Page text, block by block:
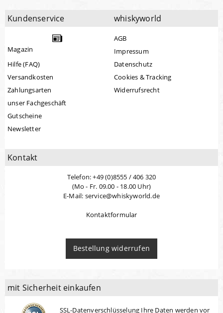
Kundenservice
Magazin
Hilfe (FAQ)
Versandkosten
Zahlungsarten
unser Fachgeschäft
Gutscheine
Newsletter
whiskyworld
AGB
Impressum
Datenschutz
Cookies & Tracking
Widerrufsrecht
Kontakt
Telefon: +49 (0)8555 / 406 320
(Mo - Fr. 09.00 - 18.00 Uhr)
E-Mail: service@whiskyworld.de
Kontaktformular
Bestellung widerrufen
mit Sicherheit einkaufen
SSL-Datenverschlüsselung Ihre Daten werden vor